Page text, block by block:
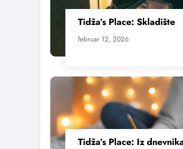
Tidža’s Place: Skladište
februar 12, 2026
Tidža’s Place: Iz